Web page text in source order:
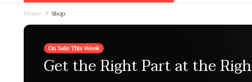
Home Shop
On Sale This Week
Get the Right Part at the